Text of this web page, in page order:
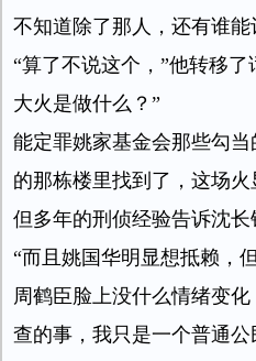
不知道除了那人，还有谁能
“算了不说这个，”他转移
大火是做什么？”
能定罪姚家基金会那些勾
的那栋楼里找到了，这场火
但多年的刑侦经验告诉沈长
“而且姚国华明显想抵赖，
周鹤臣脸上没什么情绪变
查的事，我只是一个普通公